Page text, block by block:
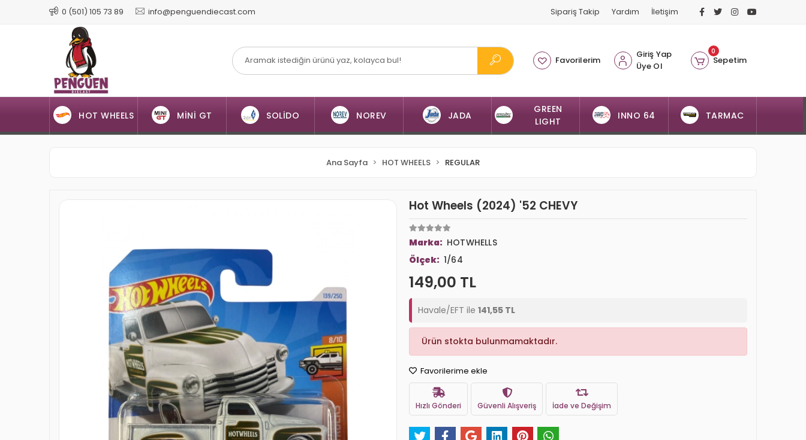
0 (501) 105 73 89 info@penguendiecast.com Sipariş Takip Yardım İletişim
Favorilerim
Giriş Yap
Üye Ol
0
Sepetim
HOT WHEELS MİNİ GT SOLİDO NOREV JADA
GREEN
LIGHT
INNO 64 TARMAC
Ana Sayfa HOT WHEELS REGULAR
Hot Wheels (2024) '52 CHEVY
Marka: HOTWHELLS
Ölçek: 1/64
149,00 TL
Havale/EFT ile 141,55 TL
Ürün stokta bulunmamaktadır.
Favorilerime ekle
Hızlı Gönderi Güvenli Alışveriş İade ve Değişim